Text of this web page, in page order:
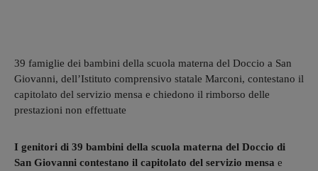
39 famiglie dei bambini della scuola materna del Doccio a San
Giovanni, dell’Istituto comprensivo statale Marconi, contestano il
capitolato del servizio mensa e chiedono il rimborso delle
prestazioni non effettuate
I genitori di 39 bambini della scuola materna del Doccio di
San Giovanni contestano il capitolato del servizio mensa e